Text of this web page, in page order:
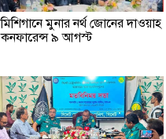
মিশিগানে মুনার নর্থ জোনের দাওয়াহ
কনফারেন্স ৯ আগস্ট